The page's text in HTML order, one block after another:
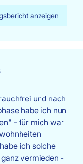
anzeigen
und nach
habe ich nun
- für mich war
ich solche
vermieden -